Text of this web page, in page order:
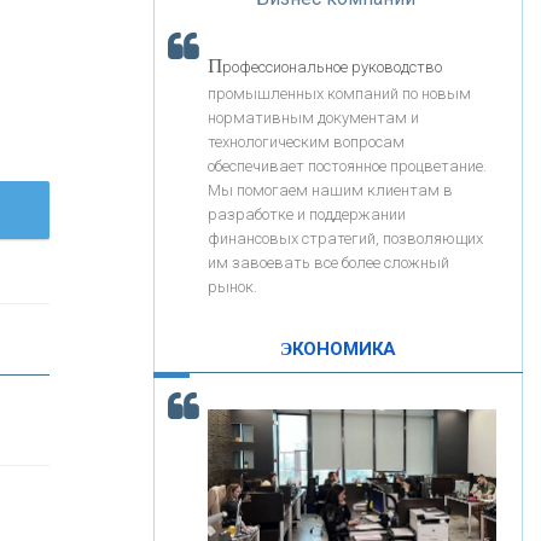
«РОСЕВРОБАНК»
«ПРЕСС-СЛУЖБА ВТБ24»
«АВТОГРАДБАНК»
КОНТАКТЫ
«Интервью»
Скорость - один из главных трендов в
кредитовании бизнеса - «Интервью»
Профессиональное руководство
промышленных компаний по новым
нормативным документам и
технологическим вопросам
обеспечивает постоянное процветание.
Мы помогаем нашим клиентам в
разработке и поддержании
финансовых стратегий, позволяющих
им завоевать все более сложный
рынок.
ЭКОНОМИКА